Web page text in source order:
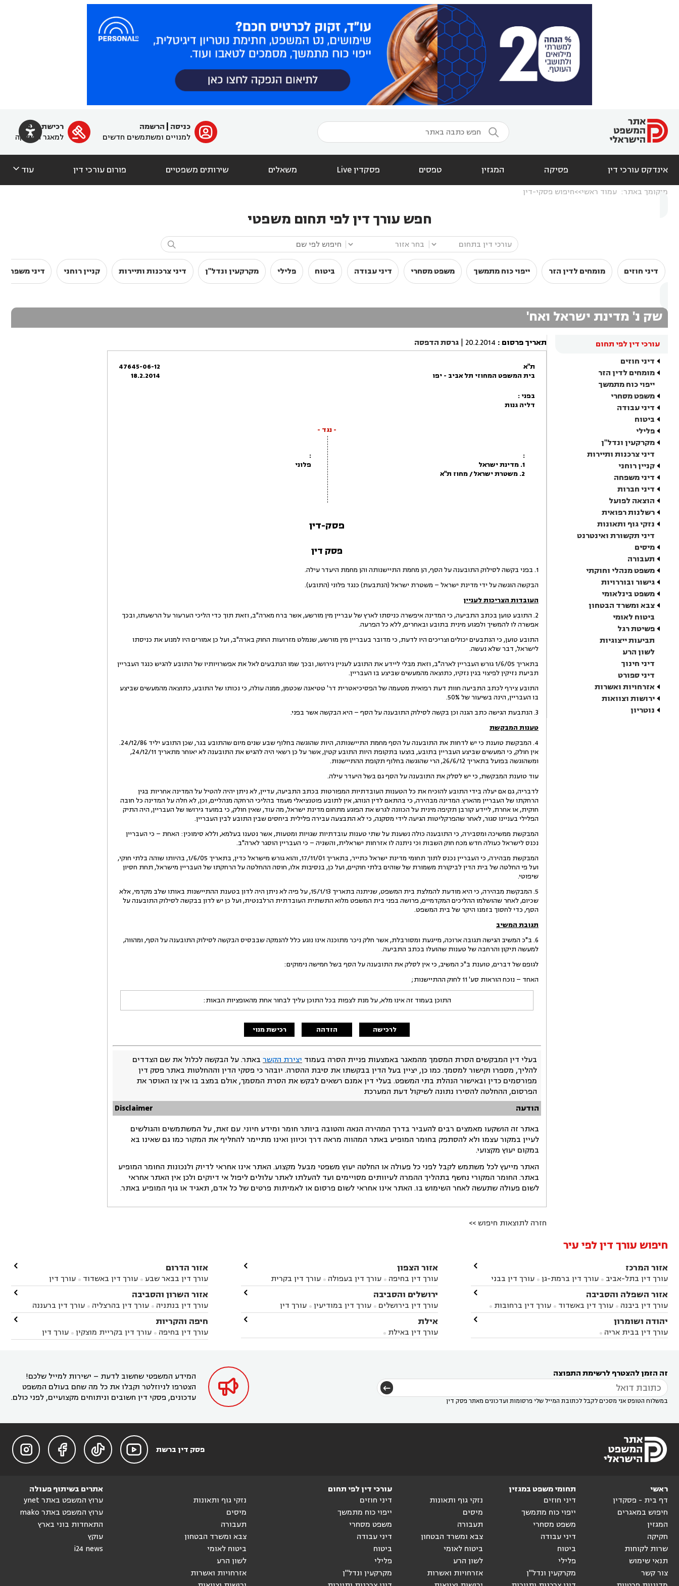
  ﱐ כניסה
הרשמה
למנויים ומשתמשים חדשים

רכישת מנוי
למאגר הפסיקה
אינדקס עורכי דין פסיקה המגזין טפסים פסקדין Live משאלים שירותים משפטיים פורום עורכי דין עוד 
מיקומך באתר: עמוד ראשי חיפוש פסקי-דין
חפש עורך דין לפי תחום משפטי

דיני חוזים מומחים לדין הזר ייפוי כוח מתמשך משפט מסחרי דיני עבודה ביטוח פלילי מקרקעין ונדל"ן דיני צרכנות ותיירות קניין רוחני דיני משפחה
שק נ' מדינת ישראל ואח'
עורכי דין לפי תחום
דיני חוזים
מומחים לדין הזר
ייפוי כוח מתמשך
משפט מסחרי
דיני עבודה
ביטוח
פלילי
מקרקעין ונדל"ן
דיני צרכנות ותיירות
קניין רוחני
דיני משפחה
דיני חברות
הוצאה לפועל
רשלנות רפואית
נזקי גוף ותאונות
דיני תקשורת ואינטרנט
מיסים
תעבורה
משפט מנהלי וחוקתי
גישור ובוררויות
משפט בינלאומי
צבא ומשרד הבטחון
ביטוח לאומי
פשיטת רגל
תביעות ייצוגיות
לשון הרע
דיני חינוך
דיני ספורט
אזרחויות ואשרות
ירושות וצוואות
נוטריון
תאריך פרסום :
20.2.2014
| גרסת הדפסה
ת"א
בית המשפט המחוזי תל אביב - יפו
47645-06-12
18.2.2014
בפני :
דליה גנות
- נגד -
:
1. מדינת ישראל
2. משטרת ישראל/ מחוז ת"א
:
פלוני
פסק-דין
פסק דין
1. בפני בקשה לסילוק התובענה על הסף, הן מחמת התיישנותה והן מחמת היעדר עילה.
הבקשה הוגשה על ידי מדינת ישראל – משטרת ישראל (הנתבעת) כנגד פלוני (התובע).
העובדות הצריכות לעניין
2. התובע טוען בכתב התביעה, כי המדינה איפשרה כניסתו לארץ של עבריין מין מורשע, אשר ברח מארה"ב, וזאת תוך כדי הליכי הערעור על הרשעתו, ובכך
אפשרה לו להמשיך ולפגוע מינית בתובע ובאחרים, ללא כל הפרעה.
התובע טוען, כי הנתבעים יכולים וצריכים היו לדעת, כי מדובר בעבריין מין מורשע, שנמלט מזרועות החוק בארה"ב, ועל כן אמורים היו למנוע את כניסתו
לישראל, דבר שלא נעשה.
בתאריך 1/6/05 גורש העבריין לארה"ב, וזאת מבלי ליידע את התובע לעניין גירושו, ובכך שמו הנתבעים לאל את אפשרויותיו של התובע להגיש כנגד העבריין
תביעת נזיקין לפיצוי בגין נזקיו, כתוצאה מהמעשים שביצע בו העבריין.
התובע צירף לכתב התביעה חוות דעת רפואית מטעמה של הפסיכיאטרית דר' טטיאנה שכטמן, ממנה עולה, כי נכותו של התובע, כתוצאה מהמעשים שביצע
בו העבריין, הינה בשיעור של 50%.
3. הנתבעת הגישה כתב הגנה וכן בקשה לסילוק התובענה על הסף – היא הבקשה אשר בפני.
טענות המבקשת
4. המבקשת טוענת כי יש לדחות את התובענה על הסף מחמת התיישנותה, היות שהוגשה בחלוף שבע שנים מיום שהתובע בגר, שכן התובע יליד 24/12/86.
אין חולק, כי המעשים שביצע העבריין בתובע, בוצעו בתקופת היות התובע קטין, אשר על כן רשאי היה להגיש את התובענה לא יאוחר מתאריך 24/12/11,
ומשהוגשה בפועל בתאריך 26/6/12, הרי שהוגשה בחלוף תקופת ההתיישנות.
עוד טוענת המבקשת, כי יש לסלק את התובענה על הסף גם בשל היעדר עילה.
לדבריה, גם אם יעלה בידי התובע להוכיח את כל הטענות העובדתיות המפורטות בכתב התביעה, עדיין, לא ניתן יהיה להטיל על המדינה אחריות בגין
הרחקתו של העבריין מהארץ. המדינה מבהירה, כי בהתאם לדין הנוהג, אין לתובע פוטנציאלי מעמד בהליכי הרחקה מנהליים, וכן, לא חלה על המדינה כל חובה
חוקית, או אחרת, ליידע קורבן תקיפה מינית על הכוונה לגרש את הפוגע מתחום מדינת ישראל, מה עוד, שאין חולק, כי במועד גירושו של העבריין, היה התיק
הפלילי בעניינו סגור, לאחר שהפרקליטות הגיעה לידי מסקנה, כי לא התבצעה עבירה פלילית ביחסים שבין התובע לבין העבריין.
המבקשת ממשיכה ומסבירה, כי התובענה כולה נשענת על שתי טענות עובדתיות שגויות ומטעות, אשר נטענו בעלמא, וללא סימוכין: האחת – כי העבריין
נכנס לישראל כעולה חדש מכח חוק השבות וכי ניתנה לו אזרחות ישראלית, והשניה – כי העבריין הוסגר לארה"ב.
המבקשת מבהירה, כי העבריין נכנס לתוך תחומי מדינת ישראל כתייר, בתאריך 17/11/01, והוא גורש מישראל כדין, בתאריך 1/6/05, בהיותו שוהה בלתי חוקי,
ועל פי החלטה של בית הדין לביקורת משמורת של שוהים בלתי חוקיים, ועל כן, בנסיבות אלו, חוסה ההחלטה על הרחקתו של העבריין מישראל, תחת חסיון
שיפוטי.
5. המבקשת מבהירה, כי היא מודעת להמלצת בית המשפט, שניתנה בתאריך 15/1/13, על פיה לא ניתן היה לדון בטענת ההתיישנות באותו שלב מקדמי, אלא
שכיום, לאחר שהושלמו ההליכים המקדמיים, פרושה בפני בית המשפט מלוא התשתית העובדתית הרלבנטית, ועל כן יש לדון בבקשה לסילוק התובענה על
הסף, כדי לחסוך בזמנו היקר של בית המשפט.
תגובת המשיב
6. ב"כ המשיב הגישה תגובה ארוכה, מייגעת ומסורבלת, אשר חלק ניכר מתוכנה אינו נוגע כלל להנמקה שבבסיס הבקשה לסילוק התובענה על הסף, ומהווה,
למעשה תיקון והרחבה של טענות שהועלו בכתב התביעה.
לגופם של דברים, טוענת ב"כ המשיב, כי אין לסלק את התובענה על הסף בשל חמישה נימוקים:
האחד – נוכח הוראות סע' 11 לחוק ההתיישנות;
התוכן בעמוד זה אינו מלא, על מנת לצפות בכל התוכן עליך לבחור אחת מהאופציות הבאות:
לרכישה הזדהה רכישת מנוי
בעלי דין המבקשים הסרת המסמך מהמאגר באמצעות פניית הסרה בעמוד יצירת הקשר באתר. על הבקשה לכלול את שם הצדדים
להליך, מספרו וקישור למסמך. כמו כן, יציין בעל הדין בבקשתו את סיבת ההסרה. יובהר כי פסקי הדין וההחלטות באתר פסק דין
מפורסמים כדין ובאישור הנהלת בתי המשפט. בעלי דין אמנם רשאים לבקש את הסרת המסמך, אולם במצב בו אין צו האוסר את
הפרסום, ההחלטה להסירו נתונה לשיקול דעת המערכת
הודעה
Disclaimer
באתר זה הושקעו מאמצים רבים להעביר בדרך המהירה הנאה והטובה ביותר חומר ומידע חיוני. עם זאת, על המשתמשים והגולשים
לעיין במקור עצמו ולא להסתפק בחומר המופיע באתר המהווה מראה דרך וכיוון ואינו מתיימר להחליף את המקור כמו גם שאינו בא
במקום יעוץ מקצועי.
האתר מייעץ לכל משתמש לקבל לפני כל פעולה או החלטה יעוץ משפטי מבעל מקצוע. האתר אינו אחראי לדיוק ולנכונות החומר המופיע
באתר. החומר המקורי נחשף בתהליך ההמרה לעיוותים מסויימים ועד להעלתו לאתר עלולים ליפול אי דיוקים ולכן אין האתר אחראי
לשום פעולה שתעשה לאחר השימוש בו. האתר אינו אחראי לשום פרסום או לאמיתות פרטים של כל אדם, תאגיד או גוף המופיע באתר.
חזרה לתוצאות חיפוש >>
חיפוש עורך דין לפי עיר
אזור המרכז
עורך דין בתל-אביב  עורך דין ברמת-גן 
עורך דין בבני
ברק עורך דין בפתח תקווה עורך דין בראשון לציון
עורך דין ברחובות עורך דין בנס ציונה
במודיעין
עורך דין בהרצליה עורך דין בחולון
עורך
דין בקרית אונו
אונו
עורך דין בבת ים
דין בשוהם 

אזור השפלה והסביבה
עורך דין ביבנה  עורך דין באשדוד  עורך דין ברחובות 
עורך דין בראשון לציון עורך דין במודיעין
עורך דין
בבאר יעקב
עורך דין בגדרה

יהודה ושומרון
עורך דין בבית אריה 

אזור הצפון
עורך דין בחיפה  עורך דין בעפולה 
עורך דין בקרית
אתא
עורך דין בנהריה עורך דין בראש פינה
עורך דין
בקרית שמונה
עורך דין במושב מגדים
במושב ציפורי
עורך דין בסח'נין עורך דין בעכו
עורך
דין בעמק הירדן
ביאליק
עורך דין במגדל העמק

ירושלים והסביבה
עורך דין בירושלים  עורך דין במודיעין 
עורך דין
בבית-שמש
עורך דין במבשרת ציון עורך דין בגיזו
עורך דין בגבעת זאב
בקרני שומרון  עורך דין בשורש 

אילת
עורך דין באילת 

אזור הדרום
עורך דין בבאר שבע  עורך דין באשדוד 
עורך דין
באשקלון
עורך דין בבאר טוביה עורך דין בגן יבנה
עורך דין בניר הבנים עורך דין בערד
זיקים
עורך דין בנתיבות עורך דין בקרית מלאכי

אזור השרון והסביבה
עורך דין בנתניה  עורך דין בהרצליה  עורך דין ברעננה
עורך דין בחדרה עורך דין בכפר סבא
עורך דין בהוד
השרון
עורך דין באבן יהודה
עורך דין בחריש עורך דין בקיסריה עורך דין בקדימה

חיפה והקריות
עורך דין בחיפה  עורך דין בקריית מוצקין 
עורך דין
בקרית מוצקין
עורך דין בקריית אתא
עורך דין


המידע המשפטי שחשוב לדעת – ישירות למייל שלכם!
הצטרפו לניוזלטר וקבלו את כל מה שחם בעולם המשפט
עדכונים, פסקי דין חשובים וניתוחים מקצועיים, לפני כולם.
זה הזמן להצטרף לרשימת התפוצה
במשלוח הטופס אני מסכים לקבל לכתובת המייל שלי פרסומות ועדכונים מאתר פסק דין
פסק דין ברשת 



ראשי
דף בית - פסקדין
חיפוש במאגרים
המגזין
חקיקה
שרות לקוחות
תנאי שימוש
צור קשר
תחומי משפט במגזין
דיני חוזים
ייפוי כוח מתמשך
משפט מסחרי
דיני עבודה
ביטוח
פלילי
מקרקעין ונדל"ן
נזקי גוף ותאונות
מיסים
תעבורה
צבא ומשרד הבטחון
ביטוח לאומי
לשון הרע
אזרחויות ואשרות
עורכי דין לפי תחום
דיני חוזים
ייפוי כוח מתמשך
משפט מסחרי
דיני עבודה
ביטוח
פלילי
מקרקעין ונדל"ן
נזקי גוף ותאונות
מיסים
תעבורה
צבא ומשרד הבטחון
ביטוח לאומי
לשון הרע
אזרחויות ואשרות
אתרים בשיתוף פעולה
ערוץ המשפט באתר ynet
ערוץ המשפט באתר mako
התאחדות בוני בארץ
עוקץ
i24 news